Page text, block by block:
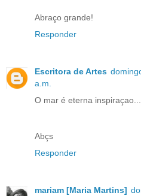
Abraço grande!
Responder
Escritora de Artes
a.m.
O mar é eterna inspiraçao...
Abçs
Responder
mariam [Maria Martins]